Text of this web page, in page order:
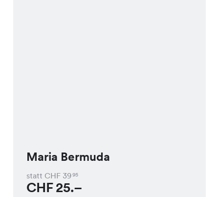
Maria Bermuda
statt CHF 3995
CHF25.–